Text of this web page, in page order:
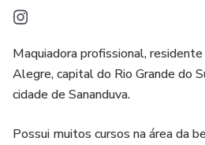
Maquiadora profissional,
Alegre, capital do Rio Grande do
cidade de Sananduva.
Possui muitos cursos na área da